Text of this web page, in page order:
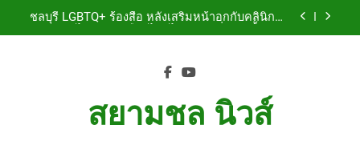
ชลบุรี LGBTQ+ ร้องสื่อ หลังเสริมหน้าอกกับคลินิกชื่อ
ก่อนพบเป็นศพเปลือยยัดกระเป๋า ทิ้งริมทางรถไฟ รวบ
คาสนามบินขณะเตรียมบินกลับประเทศ
ล้าน ปรับ ห้องประชุม–ห้องผู้บริหาร
ชลบุรี นทท.ฟินแลนด์ขี่จยย.หนีตายขึ้นโรงพักพัทยา
สยามชล นิวส์